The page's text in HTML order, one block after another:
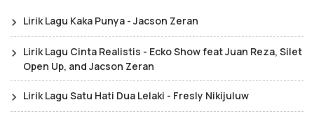
Lirik Lagu Kaka Punya - Jacson Zeran
Lirik Lagu Cinta Realistis - Ecko Show feat Juan Reza, Silet
Open Up, and Jacson Zeran
Lirik Lagu Satu Hati Dua Lelaki - Fresly Nikijuluw